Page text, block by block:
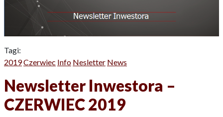
Tagi:
2019Czerwiec Info Nesletter News
Newsletter Inwestora –
CZERWIEC 2019